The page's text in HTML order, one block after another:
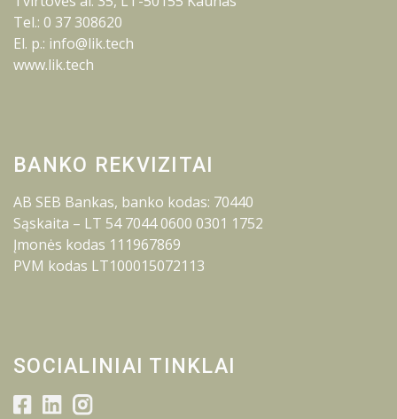
Tel.: 0 37 308620
El. p.: info@lik.tech
www.lik.tech
BANKO REKVIZITAI
AB SEB Bankas, banko kodas: 70440
Sąskaita – LT 54 7044 0600 0301 1752
Įmonės kodas 111967869
PVM kodas LT100015072113
SOCIALINIAI TINKLAI